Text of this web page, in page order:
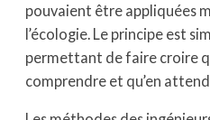
pouvaient être appliquées
l’écologie. Le principe est
permettant de faire croire
comprendre et qu’en